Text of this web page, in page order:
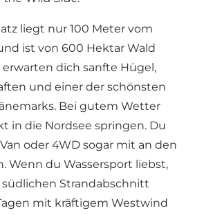
liegt nur 100 Meter vom
ist von 600 Hektar Wald
dich sanfte Hügel,
und einer der schönsten
Bei gutem Wetter
in die Nordsee springen. Du
oder 4WD sogar mit an den
Wenn du Wassersport liebst,
Strandabschnitt
mit kräftigem Westwind